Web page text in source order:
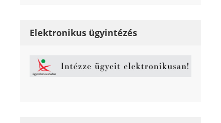
Elektronikus ügyintézés